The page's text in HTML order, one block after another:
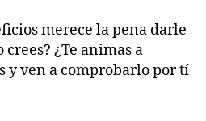
merece la pena darle
¿Te animas a
y ven a comprobarlo por tí